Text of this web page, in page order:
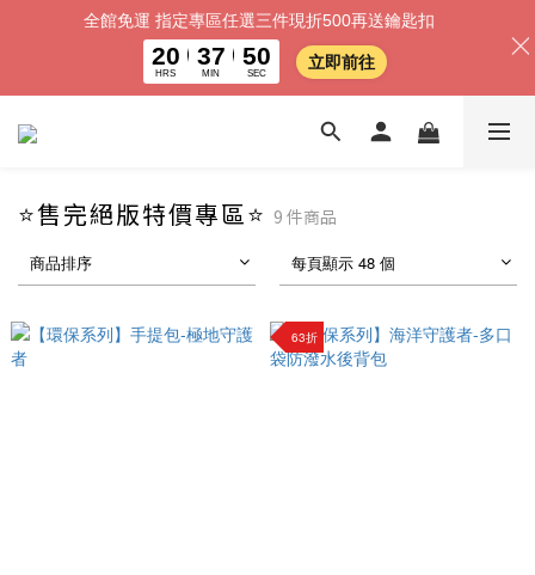
⭐售完絕版特價專區⭐ 9 件商品
商品排序 每頁顯示 48 個
63折
全館免運 指定專區任選三件現折500再送鑰匙扣
20
HRS
37
MIN
50
SEC
立即前往